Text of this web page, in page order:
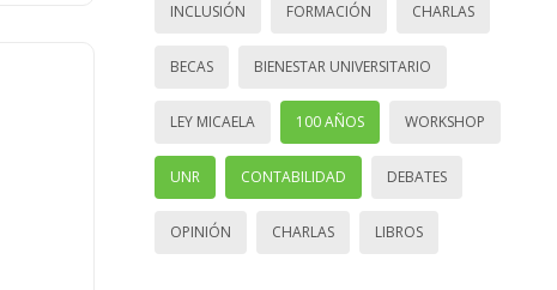
INCLUSIÓN FORMACIÓN CHARLAS
BECAS BIENESTAR UNIVERSITARIO
LEY MICAELA 100 AÑOS WORKSHOP
UNR CONTABILIDAD DEBATES
OPINIÓN CHARLAS LIBROS